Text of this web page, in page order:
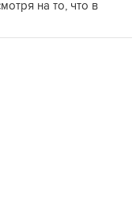
на то, что в